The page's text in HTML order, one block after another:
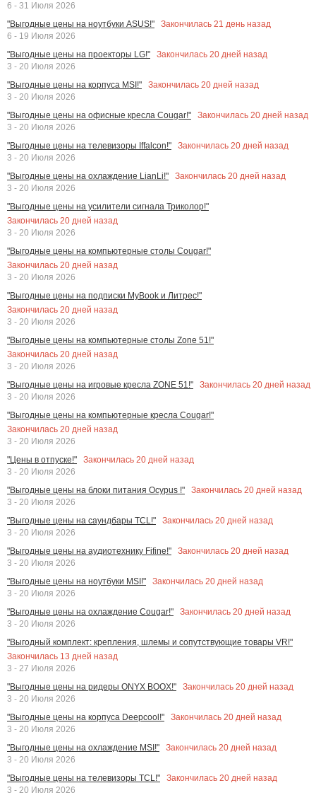
6 - 31 Июля 2026
"Выгодные цены на ноутбуки ASUS!"
Закончилась 21 день назад
6 - 19 Июля 2026
"Выгодные цены на проекторы LG!"
Закончилась 20 дней назад
3 - 20 Июля 2026
"Выгодные цены на корпуса MSI!"
Закончилась 20 дней назад
3 - 20 Июля 2026
"Выгодные цены на офисные кресла Cougar!"
Закончилась 20 дней назад
3 - 20 Июля 2026
"Выгодные цены на телевизоры Iffalcon!"
Закончилась 20 дней назад
3 - 20 Июля 2026
"Выгодные цены на охлаждение LianLi!"
Закончилась 20 дней назад
3 - 20 Июля 2026
"Выгодные цены на усилители сигнала Триколор!"
Закончилась 20 дней назад
3 - 20 Июля 2026
"Выгодные цены на компьютерные столы Cougar!"
Закончилась 20 дней назад
3 - 20 Июля 2026
"Выгодные цены на подписки MyBook и Литрес!"
Закончилась 20 дней назад
3 - 20 Июля 2026
"Выгодные цены на компьютерные столы Zone 51!"
Закончилась 20 дней назад
3 - 20 Июля 2026
"Выгодные цены на игровые кресла ZONE 51!"
Закончилась 20 дней назад
3 - 20 Июля 2026
"Выгодные цены на компьютерные кресла Cougar!"
Закончилась 20 дней назад
3 - 20 Июля 2026
"Цены в отпуске!"
Закончилась 20 дней назад
3 - 20 Июля 2026
"Выгодные цены на блоки питания Ocypus !"
Закончилась 20 дней назад
3 - 20 Июля 2026
"Выгодные цены на саундбары TCL!"
Закончилась 20 дней назад
3 - 20 Июля 2026
"Выгодные цены на аудиотехнику Fifine!"
Закончилась 20 дней назад
3 - 20 Июля 2026
"Выгодные цены на ноутбуки MSI!"
Закончилась 20 дней назад
3 - 20 Июля 2026
"Выгодные цены на охлаждение Cougar!"
Закончилась 20 дней назад
3 - 20 Июля 2026
"Выгодный комплект: крепления, шлемы и сопутствующие товары VR!"
Закончилась 13 дней назад
3 - 27 Июля 2026
"Выгодные цены на ридеры ONYX BOOX!"
Закончилась 20 дней назад
3 - 20 Июля 2026
"Выгодные цены на корпуса Deepcool!"
Закончилась 20 дней назад
3 - 20 Июля 2026
"Выгодные цены на охлаждение MSI!"
Закончилась 20 дней назад
3 - 20 Июля 2026
"Выгодные цены на телевизоры TCL!"
Закончилась 20 дней назад
3 - 20 Июля 2026